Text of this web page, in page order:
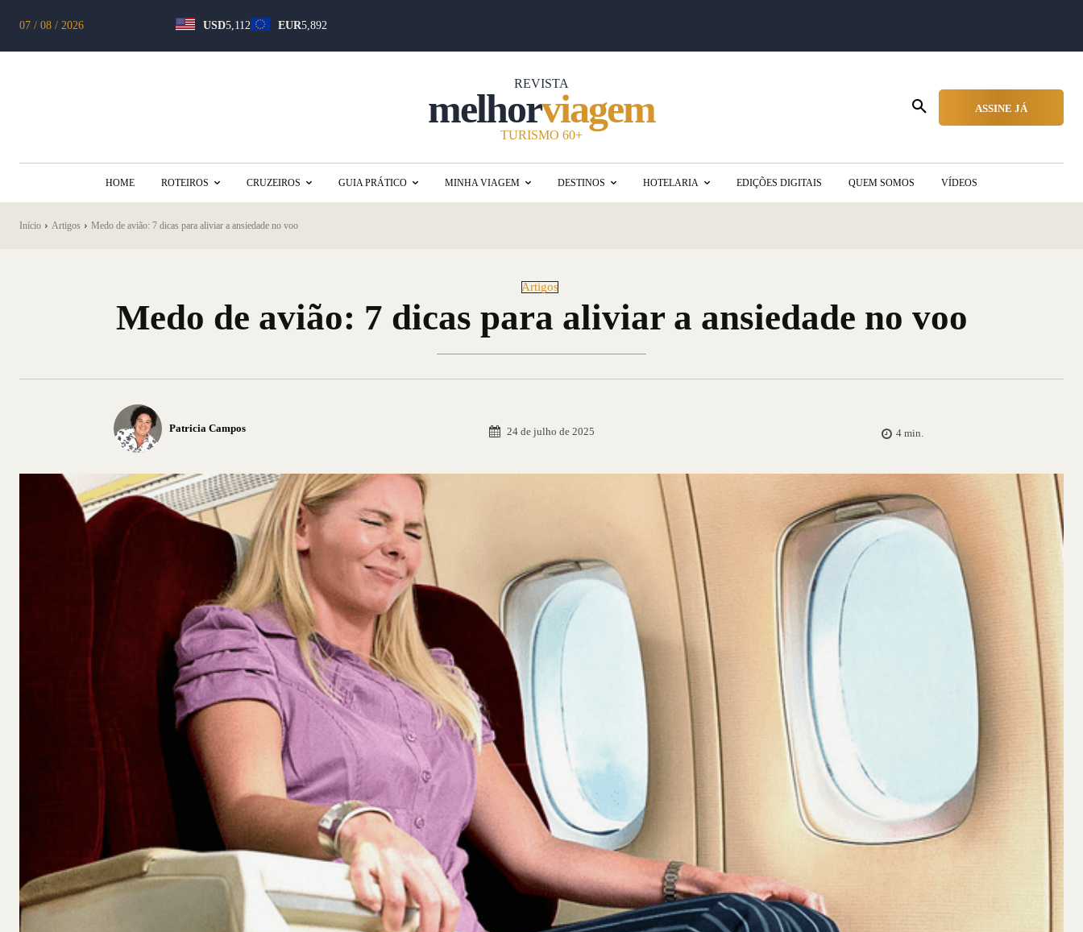
07 / 08 / 2026 USD5,112 EUR5,892
REVISTA
melhorviagem
TURISMO 60+
ASSINE JÁ
HOME ROTEIROS CRUZEIROS GUIA PRÁTICO MINHA VIAGEM DESTINOS HOTELARIA EDIÇÕES DIGITAIS QUEM SOMOS VÍDEOS
Início Artigos Medo de avião: 7 dicas para aliviar a ansiedade no voo
Artigos
Medo de avião: 7 dicas para aliviar a ansiedade no voo
Patricia Campos 24 de julho de 2025 4 min.